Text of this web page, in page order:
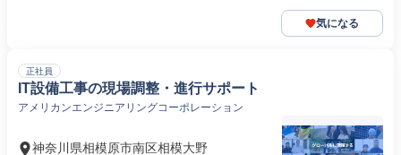
気になる
正社員
IT設備工事の現場調整・進行サポート
アメリカンエンジニアリングコーポレーション
神奈川県相模原市南区相模大野